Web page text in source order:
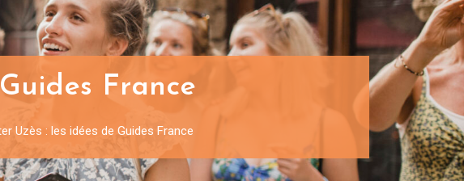
France
Uzès : les idées de Guides France